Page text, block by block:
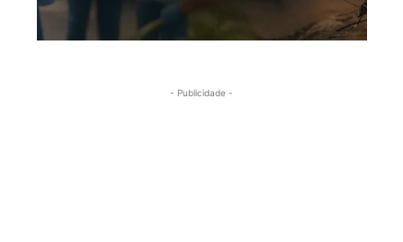
- Publicidade -